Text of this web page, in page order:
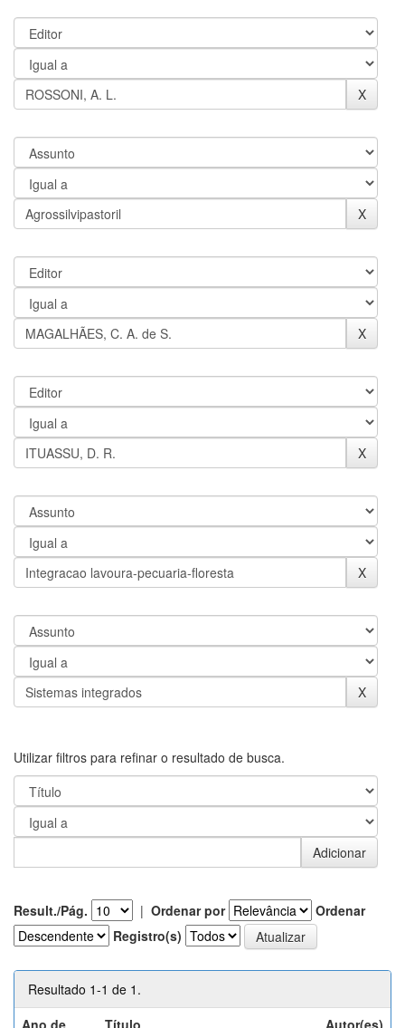
Utilizar filtros para refinar o resultado de busca.
Result./Pág. | Ordenar por
Ordenar
Registro(s)
Resultado 1-1 de 1.
Ano de
Título Autor(es)